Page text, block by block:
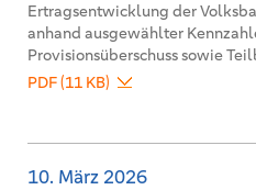
Ertragsentwicklung der
anhand ausgewählter
Provisionsüberschuss sowie
PDF (11 KB)
10. März 2026